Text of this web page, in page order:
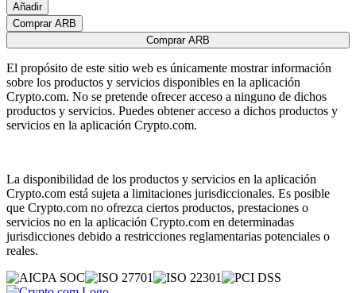
Añadir
Comprar ARB
Comprar ARB
El propósito de este sitio web es únicamente mostrar información
sobre los productos y servicios disponibles en la aplicación
Crypto.com. No se pretende ofrecer acceso a ninguno de dichos
productos y servicios. Puedes obtener acceso a dichos productos y
servicios en la aplicación Crypto.com.
La disponibilidad de los productos y servicios en la aplicación
Crypto.com está sujeta a limitaciones jurisdiccionales. Es posible
que Crypto.com no ofrezca ciertos productos, prestaciones o
servicios no en la aplicación Crypto.com en determinadas
jurisdicciones debido a restricciones reglamentarias potenciales o
reales.